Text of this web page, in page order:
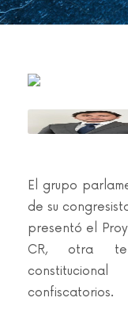
El grupo
de su
presentó el
CR, otra
confiscatorios.